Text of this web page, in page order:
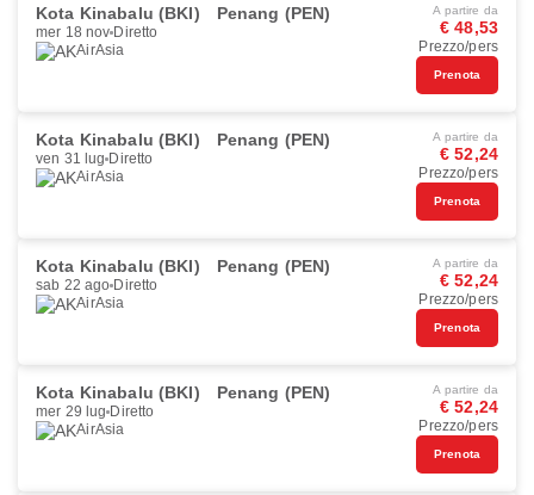
Kota Kinabalu (BKI) Penang (PEN)
mer 18 nov Diretto
AirAsia
A partire da
€ 48,53
Prezzo/pers
Prenota
Kota Kinabalu (BKI) Penang (PEN)
ven 31 lug Diretto
AirAsia
A partire da
€ 52,24
Prezzo/pers
Prenota
Kota Kinabalu (BKI) Penang (PEN)
sab 22 ago Diretto
AirAsia
A partire da
€ 52,24
Prezzo/pers
Prenota
Kota Kinabalu (BKI) Penang (PEN)
mer 29 lug Diretto
AirAsia
A partire da
€ 52,24
Prezzo/pers
Prenota